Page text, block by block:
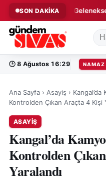
SON DAKİKA
5 Bin 58 Kişilik Geleneksel
🕒 8 Ağustos 16:29 NAMAZ
Ana Sayfa › Asayiş ›
Kontrolden Çıkan Araçta 4 Kişi
ASAYIŞ
Kangal’da
Kontrolden
Yaralandı